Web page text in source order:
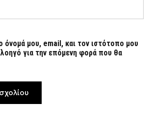
όνομά μου, email, και τον ιστότοπο μου
για την επόμενη φορά που θα